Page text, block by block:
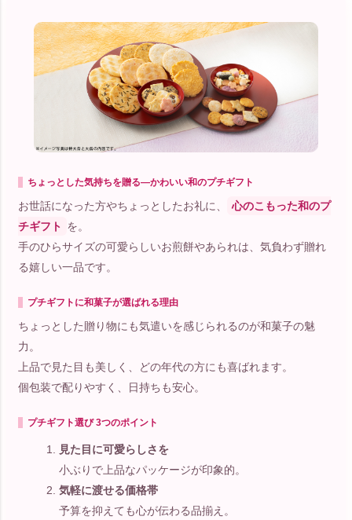
ちょっとした気持ちを贈る―かわいい和のプチギフト
お世話になった方やちょっとしたお礼に、
心のこもった和のプ
チギフト を。
手のひらサイズの可愛らしいお煎餅やあられは、気負わず贈れ
る嬉しい一品です。
プチギフトに和菓子が選ばれる理由
ちょっとした贈り物にも気遣いを感じられるのが和菓子の魅
力。
上品で見た目も美しく、どの年代の方にも喜ばれます。
個包装で配りやすく、日持ちも安心。
プチギフト選び 3つのポイント
見た目に可愛らしさを
小ぶりで上品なパッケージが印象的。
気軽に渡せる価格帯
予算を抑えても心が伝わる品揃え。